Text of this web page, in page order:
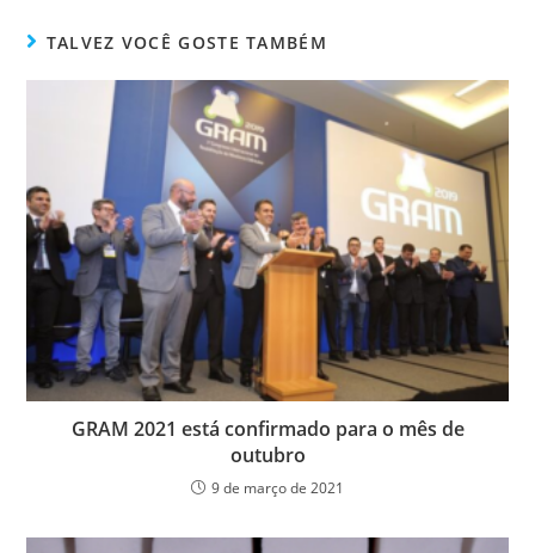
TALVEZ VOCÊ GOSTE TAMBÉM
GRAM 2021 está confirmado para o mês de
outubro
9 de março de 2021